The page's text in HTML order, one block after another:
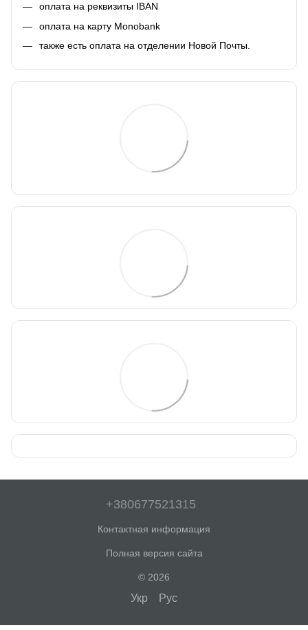
оплата на реквизиты IBAN
оплата на карту Monobank
также есть оплата на отделении Новой Почты.
+380677521315
Контактная информация
Полная версия сайта
© 2026
Укр Рус